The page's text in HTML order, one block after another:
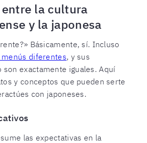
la cultura
y la japonesa
Básicamente, sí. Incluso
diferentes, y sus
son exactamente iguales. Aquí
y conceptos que pueden serte
con japoneses.
las expectativas en la